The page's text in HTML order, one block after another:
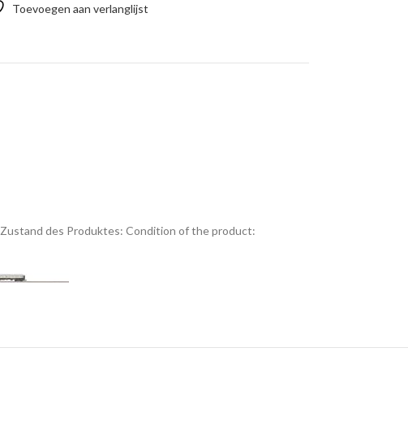
Toevoegen aan verlanglijst
Zustand des Produktes: Condition of the product: